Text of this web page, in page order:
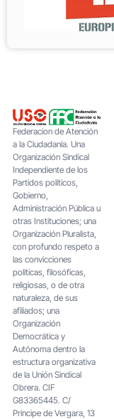
Federacion de Atención
a la Ciudadanía. Una
Organización Sindical
Independiente de los
Partidos políticos,
Gobierno,
Administración Pública u
otras Instituciones; una
Organización Pluralista,
con profundo respeto a
las convicciones
políticas, filosóficas,
religiosas, o de otra
naturaleza, de sus
afiliados; una
Organización
Democrática y
Autónoma dentro la
estructura organizativa
de la Unión Sindical
Obrera. CIF
G83365445. C/
Principe de Vergara, 13